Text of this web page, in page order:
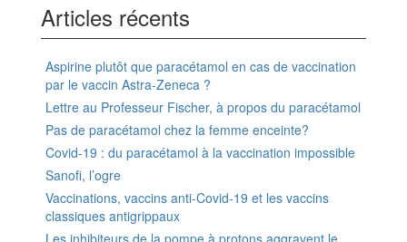
Articles récents
Aspirine plutôt que paracétamol en cas de vaccination
par le vaccin Astra-Zeneca ?
Lettre au Professeur Fischer, à propos du paracétamol
Pas de paracétamol chez la femme enceinte?
Covid-19 : du paracétamol à la vaccination impossible
Sanofi, l’ogre
Vaccinations, vaccins anti-Covid-19 et les vaccins
classiques antigrippaux